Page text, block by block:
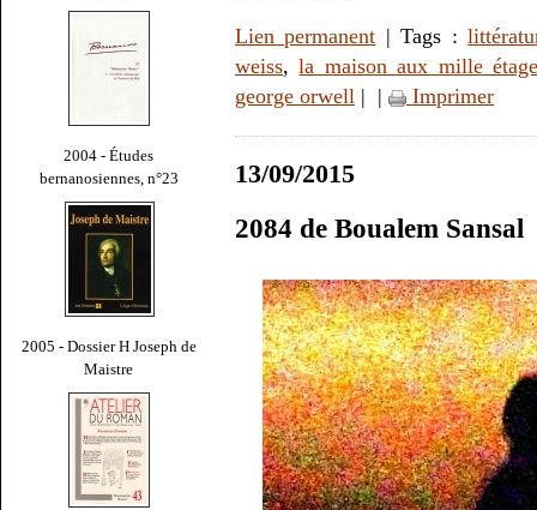
2004 - Études
bernanosiennes, n°23
2005 - Dossier H Joseph de
Maistre
Lien permanent | Tags :
weiss,la maison aux mille
george orwell | | Imprimer
13/09/2015
2084 de Boualem Sansal